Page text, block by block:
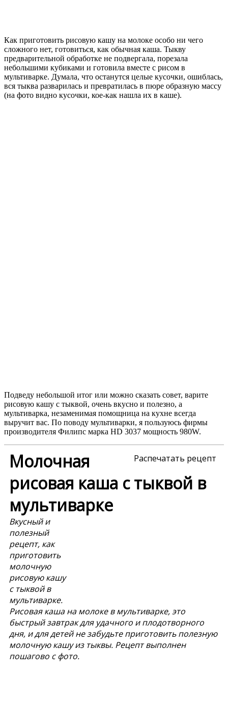
Как приготовить рисовую кашу на молоке особо ни чего
сложного нет, готовиться, как обычная каша. Тыкву
предварительной обработке не подвергала, порезала
небольшими кубиками и готовила вместе с рисом в
мультиварке. Думала, что останутся целые кусочки, ошиблась,
вся тыква разварилась и превратилась в пюре образную массу
(на фото видно кусочки, кое-как нашла их в каше).
Подведу небольшой итог или можно сказать совет, варите
рисовую кашу с тыквой, очень вкусно и полезно, а
мультиварка, незаменимая помощница на кухне всегда
выручит вас. По поводу мультиварки, я пользуюсь фирмы
производителя Филипс марка HD 3037 мощность 980W.
Распечатать рецепт
Молочная
рисовая каша с тыквой в
мультиварке
Вкусный и
полезный
рецепт, как
приготовить
молочную
рисовую кашу
с тыквой в
мультиварке.
Рисовая каша на молоке в мультиварке, это
быстрый завтрак для удачного и плодотворного
дня, и для детей не забудьте приготовить полезную
молочную кашу из тыквы. Рецепт выполнен
пошагово с фото.